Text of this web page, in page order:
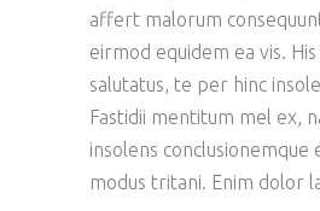
affert malorum
eirmod equidem ea vis. His
salutatus, te per hinc
Fastidii mentitum mel ex,
insolens conclusionemque
modus tritani. Enim dolor